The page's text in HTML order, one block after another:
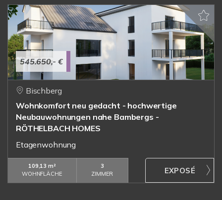
545.650,- €
Bischberg
Wohnkomfort neu gedacht - hochwertige
Neubauwohnungen nahe Bambergs -
RÖTHELBACH HOMES
Etagenwohnung
109,13 m²
WOHNFLÄCHE
3
ZIMMER